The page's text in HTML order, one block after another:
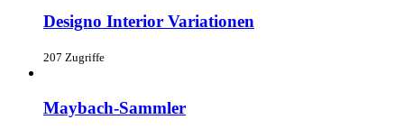
Designo Interior Variationen
207 Zugriffe
Maybach-Sammler